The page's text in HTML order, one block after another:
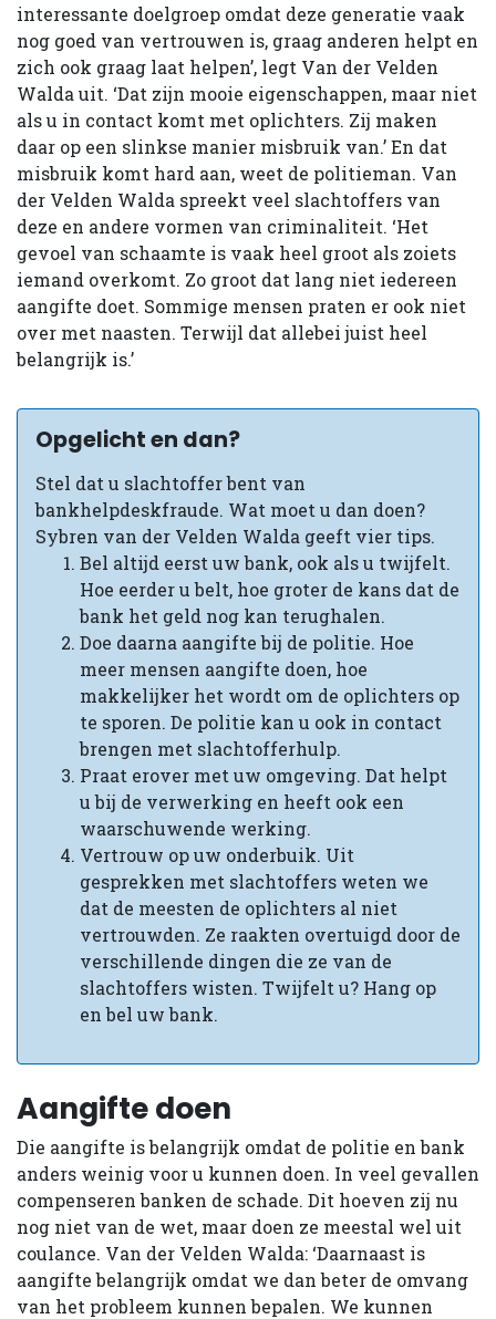
interessante doelgroep omdat deze generatie vaak
nog goed van vertrouwen is, graag anderen helpt en
zich ook graag laat helpen’, legt Van der Velden
Walda uit. ‘Dat zijn mooie eigenschappen, maar niet
als u in contact komt met oplichters. Zij maken
daar op een slinkse manier misbruik van.’ En dat
misbruik komt hard aan, weet de politieman. Van
der Velden Walda spreekt veel slachtoffers van
deze en andere vormen van criminaliteit. ‘Het
gevoel van schaamte is vaak heel groot als zoiets
iemand overkomt. Zo groot dat lang niet iedereen
aangifte doet. Sommige mensen praten er ook niet
over met naasten. Terwijl dat allebei juist heel
belangrijk is.’
Opgelicht en dan?
Stel dat u slachtoffer bent van
bankhelpdeskfraude. Wat moet u dan doen?
Sybren van der Velden Walda geeft vier tips.
Bel altijd eerst uw bank, ook als u twijfelt.
Hoe eerder u belt, hoe groter de kans dat de
bank het geld nog kan terughalen.
Doe daarna aangifte bij de politie. Hoe
meer mensen aangifte doen, hoe
makkelijker het wordt om de oplichters op
te sporen. De politie kan u ook in contact
brengen met slachtofferhulp.
Praat erover met uw omgeving. Dat helpt
u bij de verwerking en heeft ook een
waarschuwende werking.
Vertrouw op uw onderbuik. Uit
gesprekken met slachtoffers weten we
dat de meesten de oplichters al niet
vertrouwden. Ze raakten overtuigd door de
verschillende dingen die ze van de
slachtoffers wisten. Twijfelt u? Hang op
en bel uw bank.
Aangifte doen
Die aangifte is belangrijk omdat de politie en bank
anders weinig voor u kunnen doen. In veel gevallen
compenseren banken de schade. Dit hoeven zij nu
nog niet van de wet, maar doen ze meestal wel uit
coulance. Van der Velden Walda: ‘Daarnaast is
aangifte belangrijk omdat we dan beter de omvang
van het probleem kunnen bepalen. We kunnen